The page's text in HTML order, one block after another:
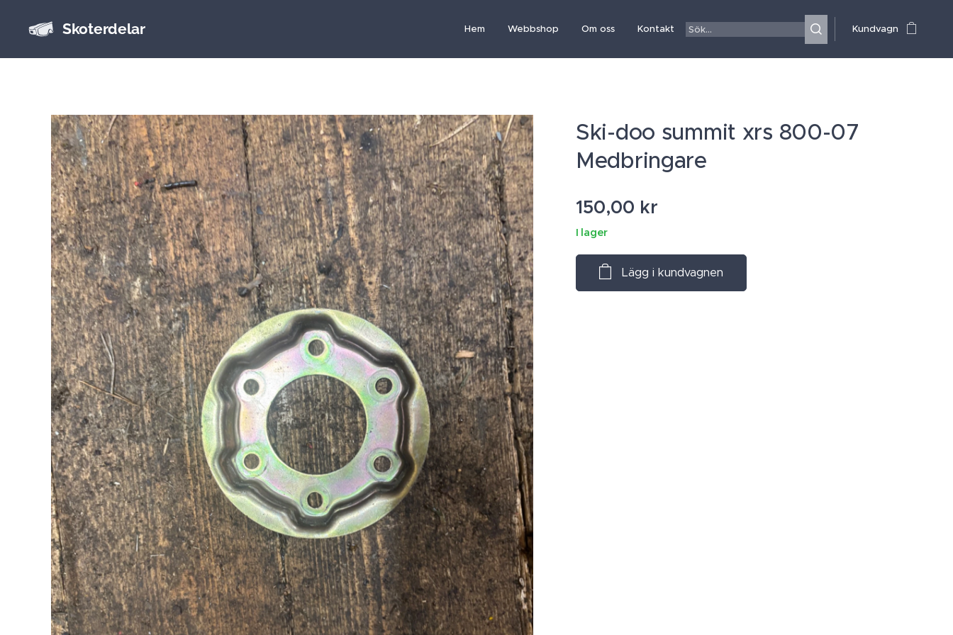
Skoterdelar Hem Webbshop Om oss Kontakt Kundvagn
Ski-doo summit xrs 800-07
Medbringare
150,00 kr
I lager
Lägg i kundvagnen